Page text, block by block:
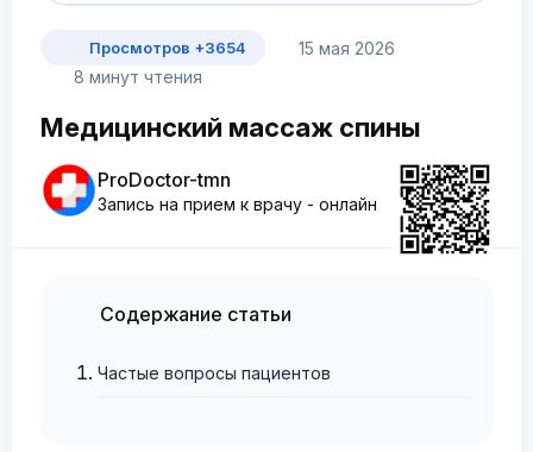
Просмотров +3654
15 мая 2026
8 минут чтения
Медицинский массаж спины
ProDoctor-tmn
Запись на прием к врачу - онлайн
Содержание статьи
Частые вопросы пациентов